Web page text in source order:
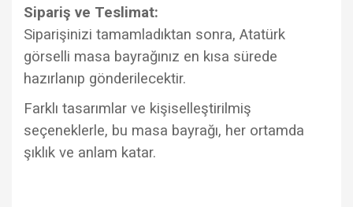
Sipariş ve Teslimat:
Siparişinizi tamamladıktan sonra, Atatürk
görselli masa bayrağınız en kısa sürede
hazırlanıp gönderilecektir.
Farklı tasarımlar ve kişiselleştirilmiş
seçeneklerle, bu masa bayrağı, her ortamda
şıklık ve anlam katar.